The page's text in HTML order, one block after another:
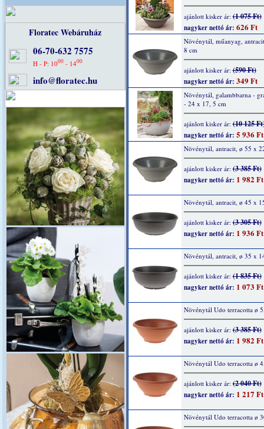
Floratec Webáruház
06-70-632 7575
H - P: 1000 - 1400
info@floratec.hu
ajánlott kisker ár:(1 075 Ft)
nagyker nettó ár: 626 Ft
Növénytál, műanyag,
8 cm
ajánlott kisker ár:(590 Ft)
nagyker nettó ár: 349 Ft
Növénytál, galambbarna -
- 24 x 17, 5 cm
ajánlott kisker ár:(10 125
nagyker nettó ár: 5 936 Ft
Növénytál, antracit, ø 55 x
ajánlott kisker ár:(3 385 Ft)
nagyker nettó ár: 1 982 Ft
Növénytál, antracit, ø 45 x
ajánlott kisker ár:(3 305 Ft)
nagyker nettó ár: 1 936 Ft
Növénytál, antracit, ø 35 x
ajánlott kisker ár:(1 835 Ft)
nagyker nettó ár: 1 073 Ft
Növénytál Udo terracotta ø
ajánlott kisker ár:(3 385 Ft)
nagyker nettó ár: 1 982 Ft
Növénytál Udo terracotta ø
ajánlott kisker ár:(2 040 Ft)
nagyker nettó ár: 1 217 Ft
Növénytál Udo terracotta ø